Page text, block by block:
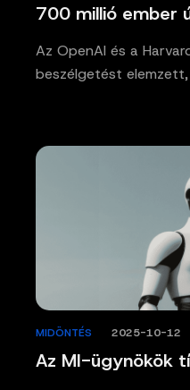
700 millió ember
Az OpenAI és a
beszélgetést
Az MI-ügynökök
MIDÖNTÉS 2025-10-12